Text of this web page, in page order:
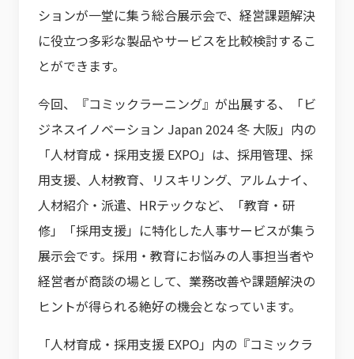
ションが一堂に集う総合展示会で、経営課題解決
に役立つ多彩な製品やサービスを比較検討するこ
とができます。
今回、『コミックラーニング』が出展する、「ビ
ジネスイノベーション Japan 2024 冬 大阪」内の
「人材育成・採用支援 EXPO」は、採用管理、採
用支援、人材教育、リスキリング、アルムナイ、
人材紹介・派遣、HRテックなど、「教育・研
修」「採用支援」に特化した人事サービスが集う
展示会です。採用・教育にお悩みの人事担当者や
経営者が商談の場として、業務改善や課題解決の
ヒントが得られる絶好の機会となっています。
「人材育成・採用支援 EXPO」内の『コミックラ